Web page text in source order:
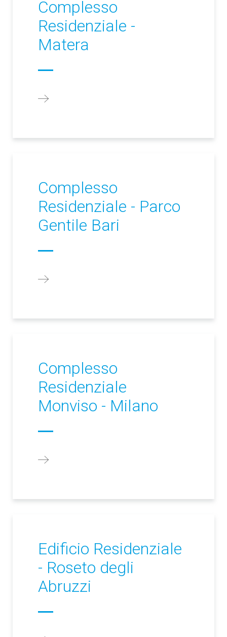
Complesso
Residenziale -
Matera
Complesso
Residenziale - Parco
Gentile Bari
Complesso
Residenziale
Monviso - Milano
Edificio Residenziale
- Roseto degli
Abruzzi